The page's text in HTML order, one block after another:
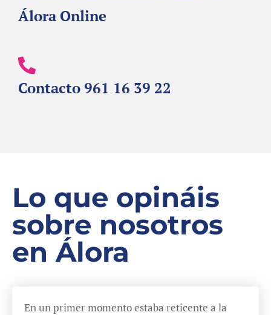
Álora Online
Contacto 961 16 39 22
Lo que opináis
sobre nosotros
en Álora
En un primer momento estaba reticente a la